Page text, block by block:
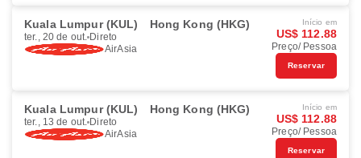
Kuala Lumpur (KUL) Hong Kong (HKG)
ter., 20 de out. Direto
AirAsia
Início em
US$ 112.88
Preço/ Pessoa
Reservar
Kuala Lumpur (KUL) Hong Kong (HKG)
ter., 13 de out. Direto
AirAsia
Início em
US$ 112.88
Preço/ Pessoa
Reservar